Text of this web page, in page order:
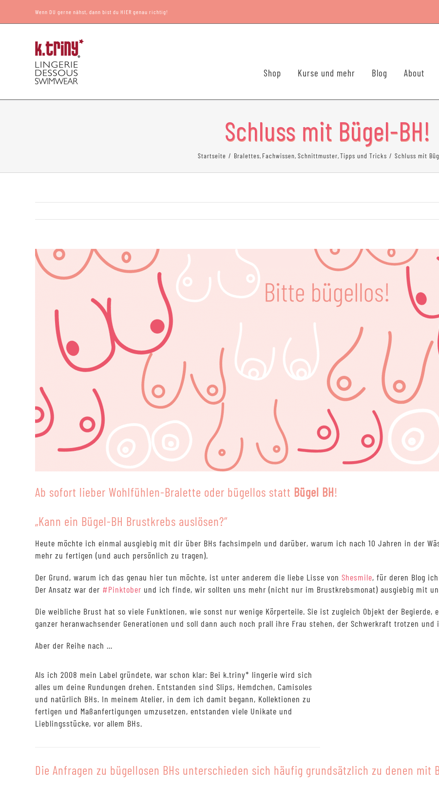
Wenn DU gerne nähst, dann bist du HIER genau richtig!
Shop Kurse und mehr Blog About
Schluss mit Bügel-BH!
Startseite Bralettes Fachwissen Schnittmuster Tipps und Tricks Schluss mit
Zeige
grösseres
Ab sofort lieber Wohlfühlen-Bralette oder bügellos statt Bügel BH!
„Kann ein Bügel-BH Brustkrebs auslösen?“
Heute möchte ich einmal ausgiebig mit dir über BHs fachsimpeln und darüber, warum ich nach 10 Jahren in der
mehr zu fertigen (und auch persönlich zu tragen).
Der Grund, warum ich das genau hier tun möchte, ist unter anderem die liebe Lisse von Shesmile, für deren Blog
Der Ansatz war der #Pinktober und ich finde, wir sollten uns mehr (nicht nur im Brustkrebsmonat) ausgiebig mit
Die weibliche Brust hat so viele Funktionen, wie sonst nur wenige Körperteile. Sie ist zugleich Objekt der Begierde,
ganzer heranwachsender Generationen und soll dann auch noch prall ihre Frau stehen, der Schwerkraft trotzen
Aber der Reihe nach …
Als ich 2008 mein Label gründete, war schon klar: Bei k.triny* lingerie wird sich
alles um deine Rundungen drehen. Entstanden sind Slips, Hemdchen, Camisoles
und natürlich BHs. In meinem Atelier, in dem ich damit begann, Kollektionen zu
fertigen und Maßanfertigungen umzusetzen, entstanden viele Unikate und
Lieblingsstücke, vor allem BHs.
Die Anfragen zu bügellosen BHs unterschieden sich häufig grundsätzlich zu denen mit